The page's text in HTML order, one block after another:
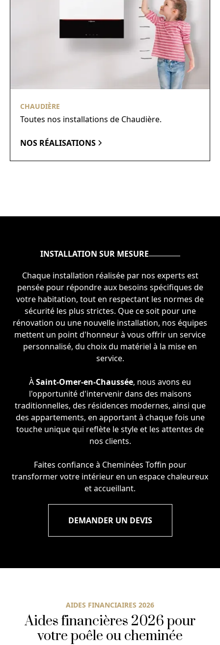
CHAUDIÈRE
Toutes nos installations de Chaudière.
NOS RÉALISATIONS
INSTALLATION SUR MESURE
Chaque installation réalisée par nos experts est
pensée pour répondre aux besoins spécifiques de
votre habitation, tout en respectant les normes de
sécurité les plus strictes. Que ce soit pour une
rénovation ou une nouvelle installation, nos équipes
mettent un point d'honneur à vous offrir un service
personnalisé, du choix du matériel à la mise en
service.
ÀSaint-Omer-en-Chaussée, nous avons eu
l'opportunité d'intervenir dans des maisons
traditionnelles, des résidences modernes, ainsi que
des appartements, en apportant à chaque fois une
touche unique qui reflète le style et les attentes de
nos clients.
Faites confiance à Cheminées Toffin pour
transformer votre intérieur en un espace chaleureux
et accueillant.
DEMANDER UN DEVIS
AIDES FINANCIAIRES 2026
Aides financières 2026 pour
votre poêle ou cheminée